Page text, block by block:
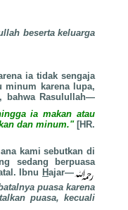
beserta keluarga
ia tidak sengaja
minum karena lupa,
, bahwa Rasulullah—
ia makan atau
dan minum."[HR.
kami sebutkan di
sedang berpuasa
Ibnu Hajar—
puasa karena
puasa, kecuali